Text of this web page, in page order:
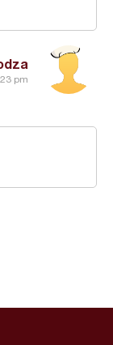
pm